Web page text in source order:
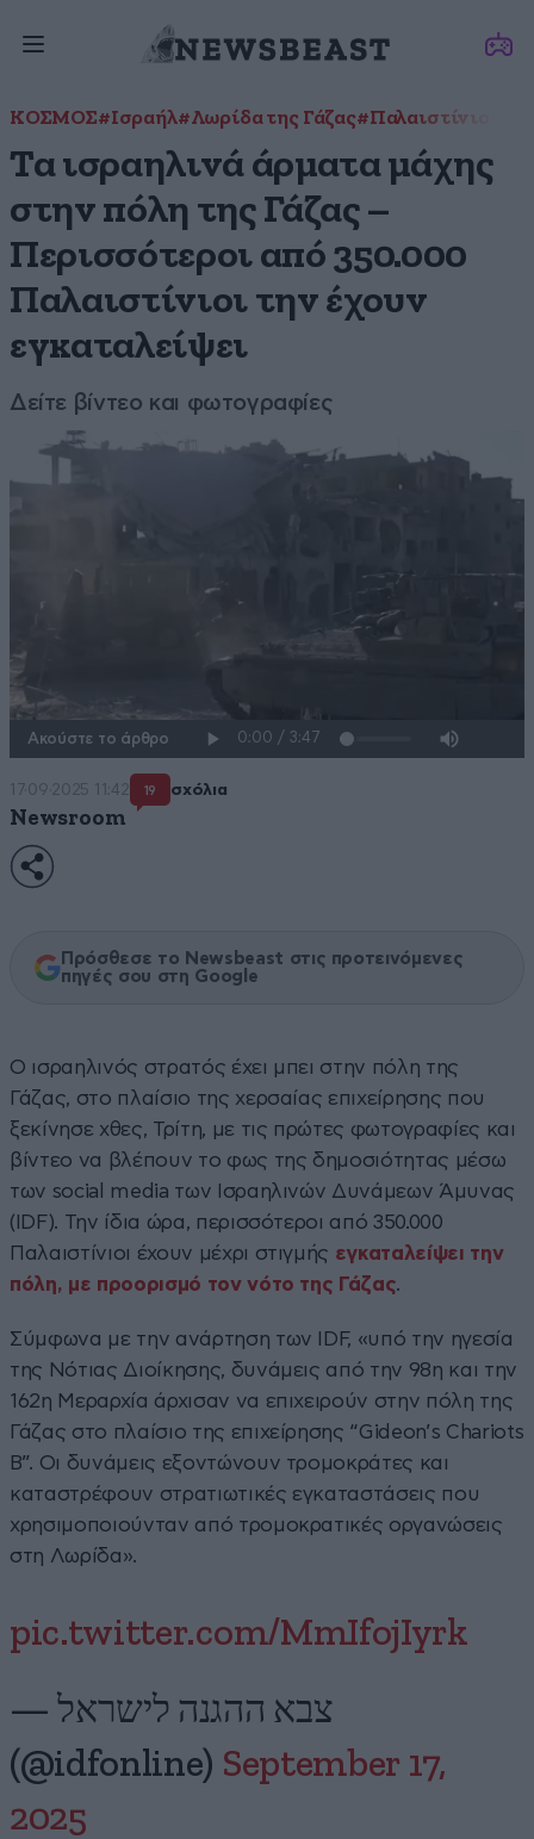
ΚΟΣΜΟΣ#Ισραήλ#Λωρίδα της Γάζας#Παλαιστίνιοι
Τα ισραηλινά άρματα μάχης
στην πόλη της Γάζας –
Περισσότεροι από 350.000
Παλαιστίνιοι την έχουν
εγκαταλείψει
Δείτε βίντεο και φωτογραφίες
Ακούστε το άρθρο
17·09·2025 11:42 19 σχόλια
Newsroom
Πρόσθεσε το Newsbeast στις προτεινόμενες
πηγές σου στη Google
Ο ισραηλινός στρατός έχει μπει στην πόλη της
Γάζας, στο πλαίσιο της χερσαίας επιχείρησης που
ξεκίνησε χθες, Τρίτη, με τις πρώτες φωτογραφίες και
βίντεο να βλέπουν το φως της δημοσιότητας μέσω
των social media των Ισραηλινών Δυνάμεων Άμυνας
(IDF). Την ίδια ώρα, περισσότεροι από 350.000
Παλαιστίνιοι έχουν μέχρι στιγμής εγκαταλείψει την
πόλη, με προορισμό τον νότο της Γάζας.
Σύμφωνα με την ανάρτηση των IDF, «υπό την ηγεσία
της Νότιας Διοίκησης, δυνάμεις από την 98η και την
162η Μεραρχία άρχισαν να επιχειρούν στην πόλη της
Γάζας στο πλαίσιο της επιχείρησης “Gideon’s Chariots
B”. Οι δυνάμεις εξοντώνουν τρομοκράτες και
καταστρέφουν στρατιωτικές εγκαταστάσεις που
χρησιμοποιούνταν από τρομοκρατικές οργανώσεις
στη Λωρίδα».
pic.twitter.com/MmIfojIyrk
— צבא ההגנה לישראל
(@idfonline) September 17,
2025